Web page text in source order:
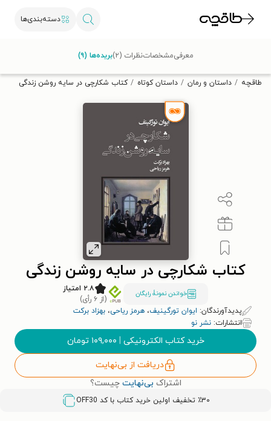
دسته‌بندی‌ها
تخفیف از طاقچه دریافت کن.
طاقچه داستان و رمان داستان کوتاه کتاب شکارچی در سایه روشن زندگی
کتاب شکارچی در سایه روشن زندگی
خواندن نمونۀ رایگان
۲.۸ امتیاز
(از ۶ رأی)
پدیدآورندگان: ایوان تورگینیف، هرمز ریاحی، بهزاد برکت
انتشارات: نشر نو
خرید کتاب الکترونیکی | ۱۰۹,۰۰۰ تومان
دریافت از بی‌نهایت
اشتراک بی‌نهایت چیست؟
٪۳۰ تخفیف اولین خرید کتاب با کد OFF30
معرفیمشخصاتنظرات (۲) بریده‌ها (۹)